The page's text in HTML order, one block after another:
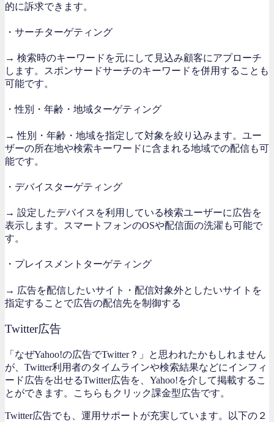
的に訴求できます。
・サーチターゲティング
→ 検索時のキーワードを元にして見込み顧客にアプローチ
します。スポンサードサーチのキーワードを併用することも
可能です。
・性別・年齢・地域ターゲティング
→ 性別・年齢・地域を指定して対象を絞り込みます。ユー
ザーの所在地や検索キーワードに含まれる地域での配信も可
能です。
・デバイスターゲティング
→ 設定したデバイスを利用している検索ユーザーに広告を
表示します。スマートフォンのOSや配信面の洗濯も可能で
す。
・プレイスメントターゲティング
→ 広告を配信したいサイト・配信対象外としたいサイトを
指定することで広告の配信先を制御する
Twitter広告
「なぜYahoo!の広告でTwitter？」と思われたかもしれません
が、Twitter利用者のタイムラインや検索結果などにインフィ
ード広告を出せるTwitter広告を、Yahoo!を介して掲載するこ
とができます。こちらもクリック課金型広告です。
Twitter広告でも、運用サポートが充実しています。以下の２